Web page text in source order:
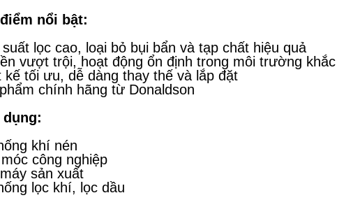
nổi bật:
suất lọc cao, loại bỏ bụi bẩn và tạp chất hiệu quả
vượt trội, hoạt động ổn định trong môi trường
kế tối ưu, dễ dàng thay thế và lắp đặt
chính hãng từ Donaldson
khí nén
công nghiệp
sản xuất
lọc khí, lọc dầu